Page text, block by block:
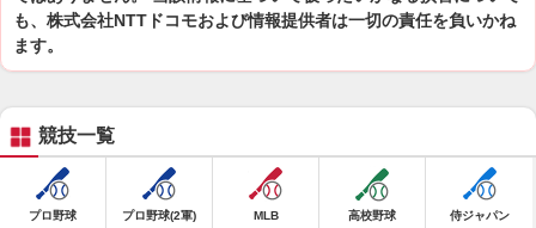
も、株式会社NTTドコモおよび情報提供者は一切の責任を負いかね
ます。
競技一覧
プロ野球 プロ野球(2軍) MLB 高校野球 侍ジャパン